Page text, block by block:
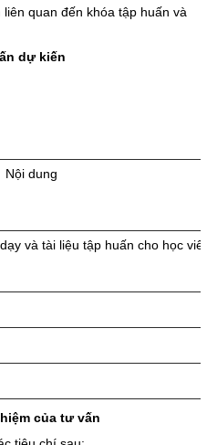
quan đến khóa tập huấn và
dự kiến
Nội dung
và tài liệu tập huấn cho học
của tư vấn